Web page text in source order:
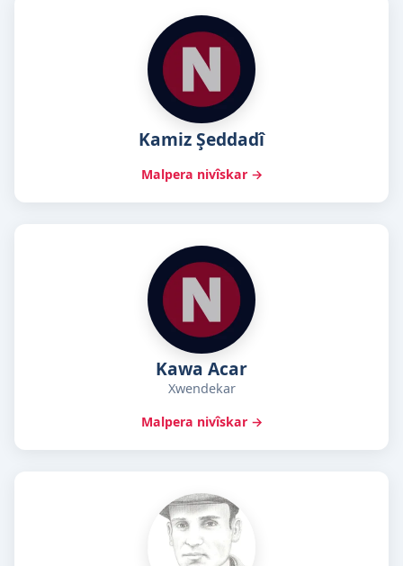
Kamiz Şeddadî
Malpera nivîskar →
Kawa Acar
Xwendekar
Malpera nivîskar →